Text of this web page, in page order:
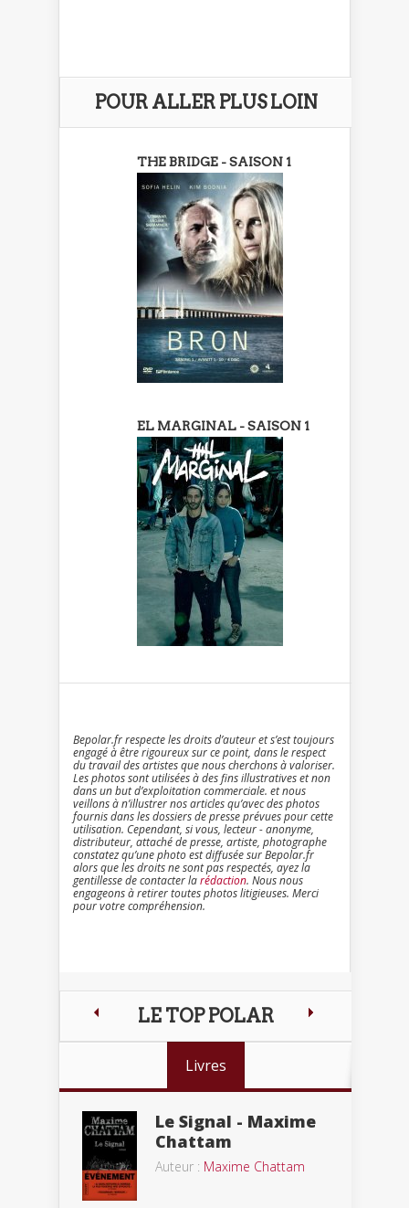
POUR ALLER PLUS LOIN
THE BRIDGE - SAISON 1
EL MARGINAL - SAISON 1
Bepolar.fr respecte les droits d’auteur et s’est toujours
engagé à être rigoureux sur ce point, dans le respect
du travail des artistes que nous cherchons à valoriser.
Les photos sont utilisées à des fins illustratives et non
dans un but d’exploitation commerciale. et nous
veillons à n’illustrer nos articles qu’avec des photos
fournis dans les dossiers de presse prévues pour cette
utilisation. Cependant, si vous, lecteur - anonyme,
distributeur, attaché de presse, artiste, photographe
constatez qu’une photo est diffusée sur Bepolar.fr
alors que les droits ne sont pas respectés, ayez la
gentillesse de contacter larédaction. Nous nous
engageons à retirer toutes photos litigieuses. Merci
pour votre compréhension.
LE TOP POLAR
Livres
Le Signal - Maxime
Chattam
Auteur : Maxime Chattam